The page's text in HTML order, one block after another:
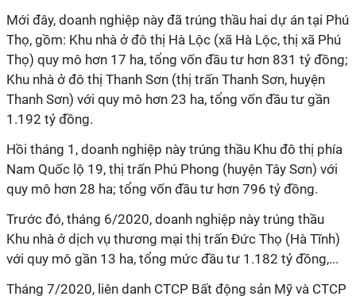
Mới đây, doanh nghiệp này đã trúng thầu hai dự án tại Phú
Thọ, gồm: Khu nhà ở đô thị Hà Lộc (xã Hà Lộc, thị xã Phú
Thọ) quy mô hơn 17 ha, tổng vốn đầu tư hơn 831 tỷ đồng;
Khu nhà ở đô thị Thanh Sơn (thị trấn Thanh Sơn, huyện
Thanh Sơn) với quy mô hơn 23 ha, tổng vốn đầu tư gần
1.192 tỷ đồng.
Hồi tháng 1, doanh nghiệp này trúng thầu Khu đô thị phía
Nam Quốc lộ 19, thị trấn Phú Phong (huyện Tây Sơn) với
quy mô hơn 28 ha; tổng vốn đầu tư hơn 796 tỷ đồng.
Trước đó, tháng 6/2020, doanh nghiệp này trúng thầu
Khu nhà ở dịch vụ thương mại thị trấn Đức Thọ (Hà Tĩnh)
với quy mô gần 13 ha, tổng mức đầu tư 1.182 tỷ đồng,...
Tháng 7/2020, liên danh CTCP Bất động sản Mỹ và CTCP